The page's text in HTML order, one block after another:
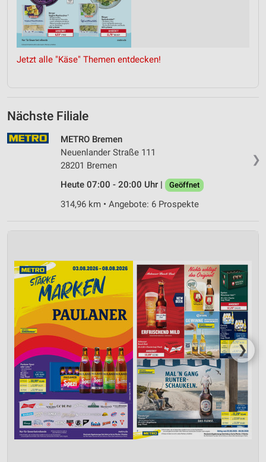
Jetzt alle "Käse" Themen entdecken!
Nächste Filiale
❯
METRO Bremen
Neuenlander Straße 111
28201 Bremen
Heute 07:00 - 20:00 Uhr |
Geöffnet
314,96 km • Angebote: 6 Prospekte
❯